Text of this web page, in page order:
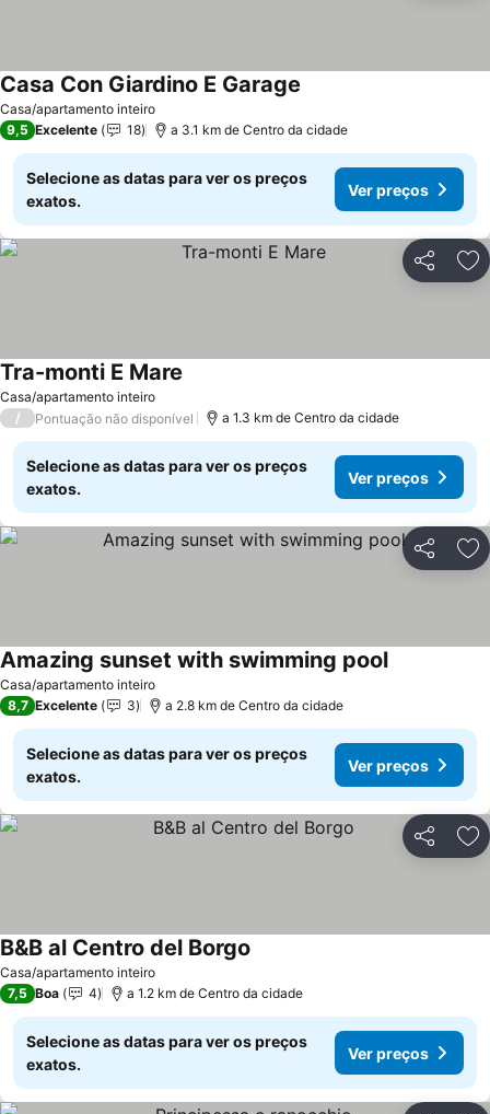
Casa/apartamento inteiro
Casa Con Giardino E Garage
9,5 Excelente 18 a 3.1 km de Centro da cidade
Selecione as datas para ver os preços
exatos.
Ver preços
Partilhar
Casa/apartamento inteiro
Tra-monti E Mare
/ Pontuação não disponível a 1.3 km de Centro da cidade
Selecione as datas para ver os preços
exatos.
Ver preços
Partilhar
Casa/apartamento inteiro
Amazing sunset with swimming poolVer preços
8,7 Excelente 3 a 2.8 km de Centro da cidade
Selecione as datas para ver os preços
exatos.
Ver preços
Partilhar
Casa/apartamento inteiro
B&B al Centro del Borgo
7,5 Boa 4 a 1.2 km de Centro da cidade
Selecione as datas para ver os preços
exatos.
Ver preços